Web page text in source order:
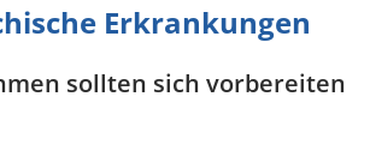
Erkrankungen
sollten sich vorbereiten